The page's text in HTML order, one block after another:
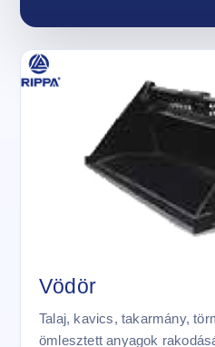
Vödör
Talaj, kavics, takarmány,
ömlesztett anyagok